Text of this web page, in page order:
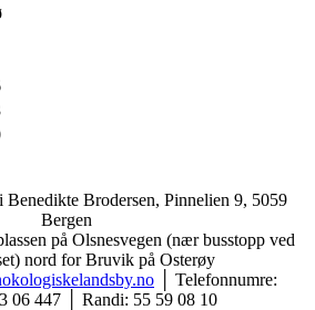
Benedikte Brodersen, Pinnelien 9, 5059
Bergen
på Olsnesvegen (nær busstopp ved
nord for Bruvik på Osterøy
│ Telefonnumre:
06 447 │ Randi: 55 59 08 10